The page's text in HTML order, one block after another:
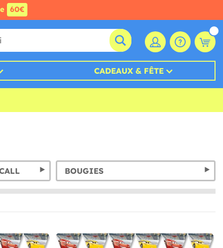
60€
CADEAUX & FÊTE
BOUGIES